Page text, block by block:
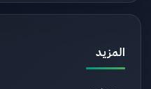
المزيد